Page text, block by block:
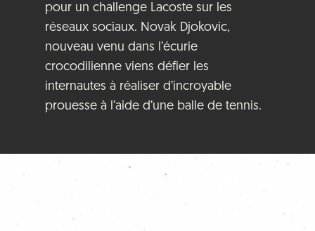
pour un challenge Lacoste sur les
réseaux sociaux. Novak Djokovic,
nouveau venu dans l’écurie
crocodilienne viens défier les
internautes à réaliser d’incroyable
prouesse à l’aide d’une balle de tennis.